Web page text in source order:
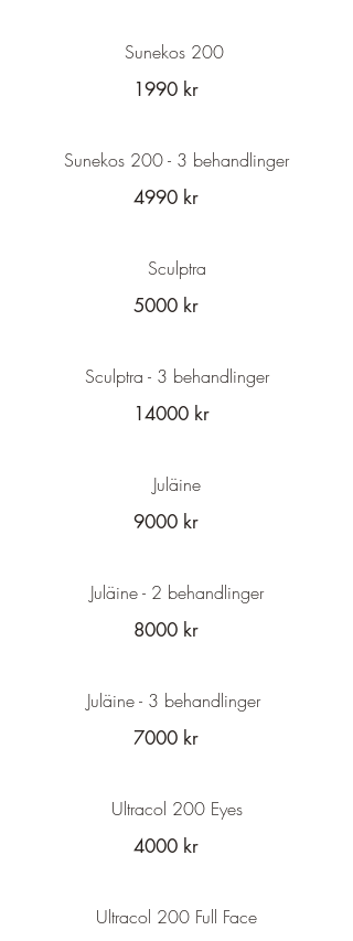
Sunekos 200
1990 kr
Sunekos 200 - 3 behandlinger
4990 kr
Sculptra
5000 kr
Sculptra - 3 behandlinger
14000 kr
Juläine
9000 kr
Juläine - 2 behandlinger
8000 kr
Juläine - 3 behandlinger
7000 kr
Ultracol 200 Eyes
4000 kr
Ultracol 200 Full Face